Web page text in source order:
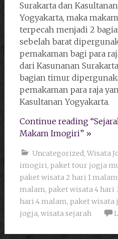
Surakarta dan
Yogyakarta, maka
terpecah menjadi 2
sebelah barat
pemakaman bagi para
dari Kasunanan
bagian timur
pemakaman para raja
Kasultanan Yogyakarta.
Continue reading
Makam Imogiri” »
Uncategorized, Wisata
imogiri, paket tour jogja
paket wisata 2 hari 1 malam
malam, paket wisata 4 hari
hari 4 malam, paket wisata
jogja, wisata sejarah